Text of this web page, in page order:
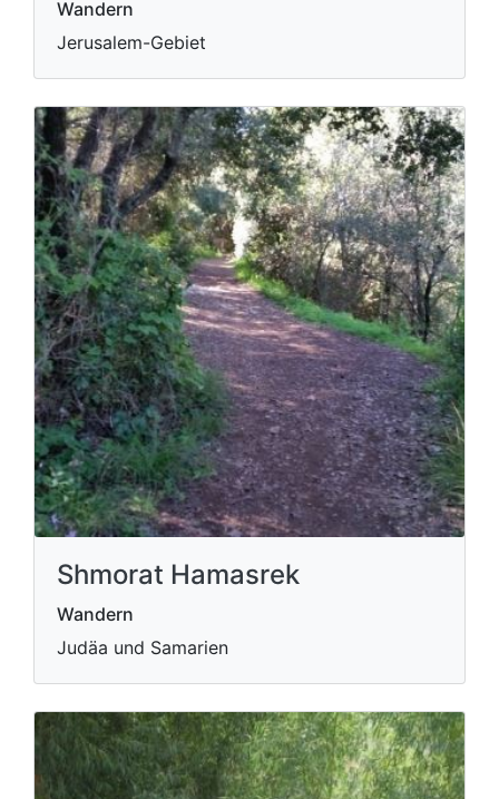
Wandern
Jerusalem-Gebiet
Shmorat Hamasrek
Wandern
Judäa und Samarien